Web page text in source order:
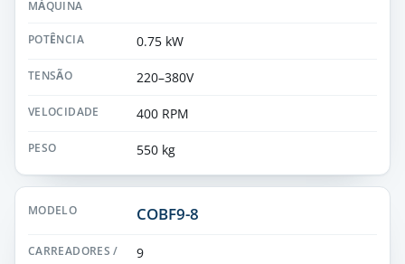
0.75 kW
220–380V
400 RPM
550 kg
COBF9-8
9